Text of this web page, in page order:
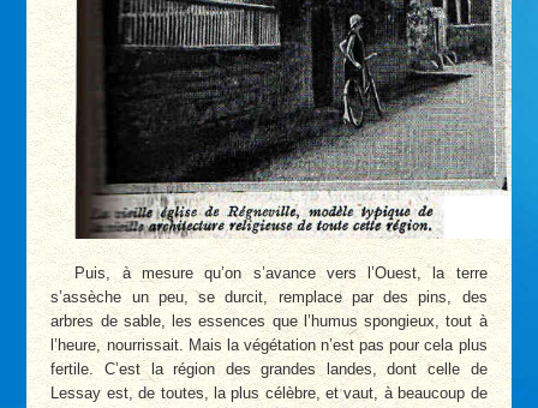
Puis, à mesure qu’on s’avance vers l’Ouest, la terre
s’assèche un peu, se durcit, remplace par des pins, des
arbres de sable, les essences que l’humus spongieux, tout à
l’heure, nourrissait. Mais la végétation n’est pas pour cela plus
fertile. C’est la région des grandes landes, dont celle de
Lessay est, de toutes, la plus célèbre, et vaut, à beaucoup de